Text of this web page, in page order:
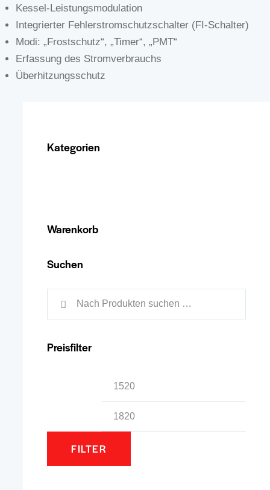
Kessel-Leistungsmodulation
Integrierter Fehlerstromschutzschalter (FI-Schalter)
Modi: „Frostschutz“, „Timer“, „PMT“
Erfassung des Stromverbrauchs
Überhitzungsschutz
Kategorien
Warenkorb
Suchen
Preisfilter
Min.
Preis
FILTER